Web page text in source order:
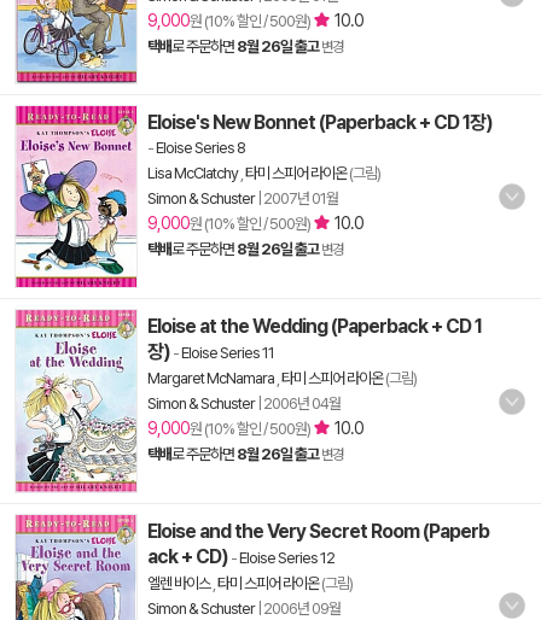
9,000원 (10% 할인 / 500원) 10.0
택배로 주문하면 8월 26일 출고 변경
Eloise's New Bonnet (Paperback + CD 1장)
-Eloise Series 8
Lisa McClatchy, 타미 스피어 라이온(그림)
Simon & Schuster| 2007년 01월
9,000원 (10% 할인 / 500원) 10.0
택배로 주문하면 8월 26일 출고 변경
Eloise at the Wedding (Paperback + CD 1
장) -Eloise Series 11
Margaret McNamara 타미 스피어 라이온(그림)
Simon & Schuster| 2006년 04월
9,000원 (10% 할인 / 500원) 10.0
택배로 주문하면 8월 26일 출고 변경
Eloise and the Very Secret Room (Paperb
ack + CD) -Eloise Series 12
엘렌 바이스, 타미 스피어 라이온(그림)
Simon & Schuster| 2006년 09월